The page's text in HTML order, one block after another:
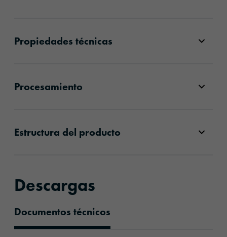
Propiedades técnicas
Procesamiento
Estructura del producto
Descargas
Documentos técnicos